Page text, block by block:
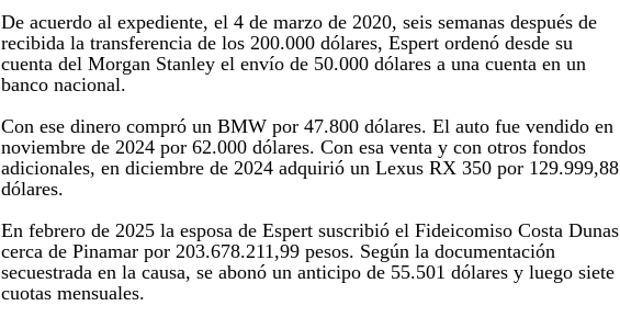
De acuerdo al expediente, el 4 de marzo de 2020, seis semanas después de
recibida la transferencia de los 200.000 dólares, Espert ordenó desde su
cuenta del Morgan Stanley el envío de 50.000 dólares a una cuenta en un
banco nacional.
Con ese dinero compró un BMW por 47.800 dólares. El auto fue vendido en
noviembre de 2024 por 62.000 dólares. Con esa venta y con otros fondos
adicionales, en diciembre de 2024 adquirió un Lexus RX 350 por 129.999,88
dólares.
En febrero de 2025 la esposa de Espert suscribió el Fideicomiso Costa Dunas
cerca de Pinamar por 203.678.211,99 pesos. Según la documentación
secuestrada en la causa, se abonó un anticipo de 55.501 dólares y luego siete
cuotas mensuales.